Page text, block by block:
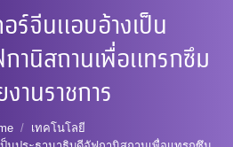
ร์จีนแอบอ้างเป็น
านิสถานเพื่อแทรกซึม
านราชการ
เทคโนโลยี